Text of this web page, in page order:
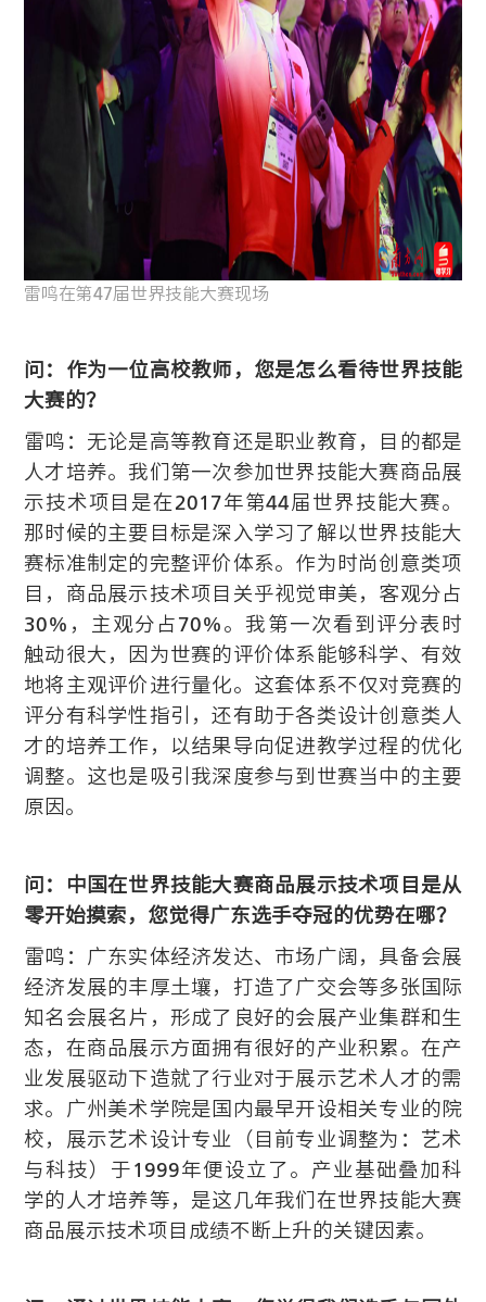
雷鸣在第47届世界技能大赛现场
问：作为一位高校教师，您是怎么看待世界技能
大赛的？
雷鸣：无论是高等教育还是职业教育，目的都是
人才培养。我们第一次参加世界技能大赛商品展
示技术项目是在2017年第44届世界技能大赛。
那时候的主要目标是深入学习了解以世界技能大
赛标准制定的完整评价体系。作为时尚创意类项
目，商品展示技术项目关乎视觉审美，客观分占
30%，主观分占70%。我第一次看到评分表时
触动很大，因为世赛的评价体系能够科学、有效
地将主观评价进行量化。这套体系不仅对竞赛的
评分有科学性指引，还有助于各类设计创意类人
才的培养工作，以结果导向促进教学过程的优化
调整。这也是吸引我深度参与到世赛当中的主要
原因。
问：中国在世界技能大赛商品展示技术项目是从
零开始摸索，您觉得广东选手夺冠的优势在哪？
雷鸣：广东实体经济发达、市场广阔，具备会展
经济发展的丰厚土壤，打造了广交会等多张国际
知名会展名片，形成了良好的会展产业集群和生
态，在商品展示方面拥有很好的产业积累。在产
业发展驱动下造就了行业对于展示艺术人才的需
求。广州美术学院是国内最早开设相关专业的院
校，展示艺术设计专业（目前专业调整为：艺术
与科技）于1999年便设立了。产业基础叠加科
学的人才培养等，是这几年我们在世界技能大赛
商品展示技术项目成绩不断上升的关键因素。